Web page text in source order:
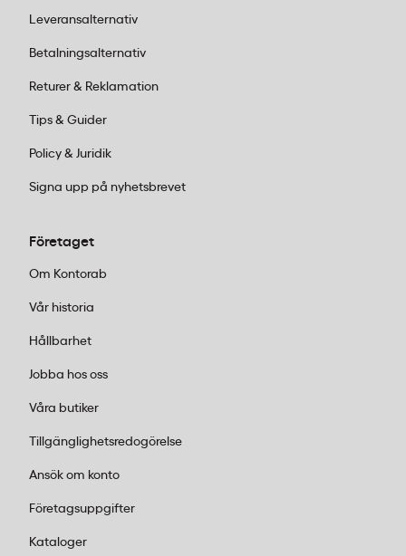
Leveransalternativ
Betalningsalternativ
Returer & Reklamation
Tips & Guider
Policy & Juridik
Signa upp på nyhetsbrevet
Företaget
Om Kontorab
Vår historia
Hållbarhet
Jobba hos oss
Våra butiker
Tillgänglighetsredogörelse
Ansök om konto
Företagsuppgifter
Kataloger